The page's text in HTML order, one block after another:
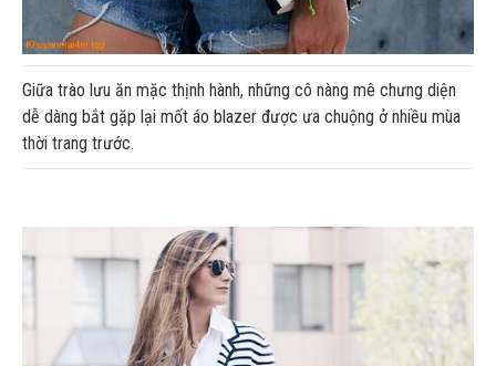
Giữa trào lưu ăn mặc thịnh hành, những cô nàng mê chưng diện
dễ dàng bắt gặp lại mốt áo blazer được ưa chuộng ở nhiều mùa
thời trang trước.